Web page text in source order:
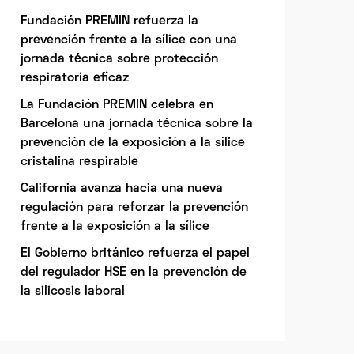
Fundación PREMIN refuerza la
prevención frente a la sílice con una
jornada técnica sobre protección
respiratoria eficaz
La Fundación PREMIN celebra en
Barcelona una jornada técnica sobre la
prevención de la exposición a la sílice
cristalina respirable
California avanza hacia una nueva
regulación para reforzar la prevención
frente a la exposición a la sílice
El Gobierno británico refuerza el papel
del regulador HSE en la prevención de
la silicosis laboral